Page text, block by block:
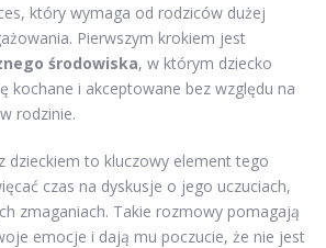
który wymaga od rodziców dużej
Pierwszym krokiem jest
środowiska, w którym dziecko
kochane i akceptowane bez względu na
rodzinie.
dzieckiem to kluczowy element tego
czas na dyskusje o jego uczuciach,
zmaganiach. Takie rozmowy pomagają
emocje i dają mu poczucie, że nie jest